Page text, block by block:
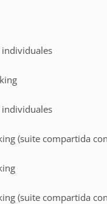
individuales
individuales
(suite compartida
(suite compartida